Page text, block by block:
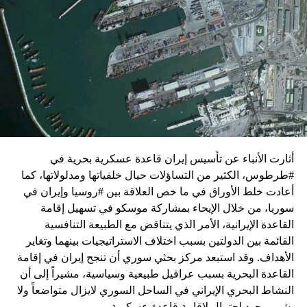
واشنطن للدفع بالمفاوضات والتوصل إلى اتفاق لوقف لإطلاق
النار في غزة.
ويبدو أن نتنياهو استبق زيارة بلينكن لإسرائيل بالتأكيد على أن
الضغوط يجب أن تتوجه إلى حماس، وليس على حكومته.
كما وقال بيان من مكتب نتنياهو إنه مصر على بقاء القوات
الإسرائيلية في محور فيلادلفيا “لمنع الإرهابيين من إعادة
التسلح”.
وفي هذا السياق، قال الكاتب والباحث السياسي الفلسطيني
جمال زقوت في حديث لـ”سكاي نيوز عربية”:
حماس ليست عقبة في المفاوضات وأي حديث من هذا
القبيل تجني على الموقف الفلسطيني.
المعضلة الأساسية هي أن نتنياهو يعرض المجتمع
الإسرائيلي والمنطقة للخطر.
حماس وافقت على الإطار الرئيسي الذي قدمه جو بايدن
أثارت الأنباء عن تأسيس إيران قاعدة عسكرية بحرية في
#طرطوس، الكثير من التساؤلات حيال خلفياتها ومدلولاتها، كما
أعادت خلط الأوراق في ما خص العلاقة بين #روسيا وإيران في
سوريا، من خلال الإيحاء بمشاركة موسكو في تسهيل إقامة
القاعدة الإيرانية، الأمر الذي يتناقض مع الطبيعة التنافسية
القائمة بين الدولتين بسبب اختلاف الاستراتيجيات بينهما وتغاير
الأهداف. وقد استبعد مركز بحثي سوري أن تنجح إيران في إقامة
القاعدة البحرية بسبب عراقيل طبيعية وسياسية، مشيراً إلى أن
النشاط البحري الإيراني في الساحل السوري لايزال متواضعاً ولا